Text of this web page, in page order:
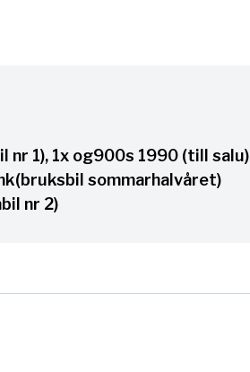
1), 1x og900s 1990 (till salu)
sommarhalvåret)
nr 2)